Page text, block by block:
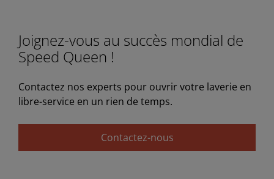
Joignez-vous au succès mondial de
Speed Queen !
Contactez nos experts pour ouvrir votre laverie en
libre-service en un rien de temps.
Contactez-nous